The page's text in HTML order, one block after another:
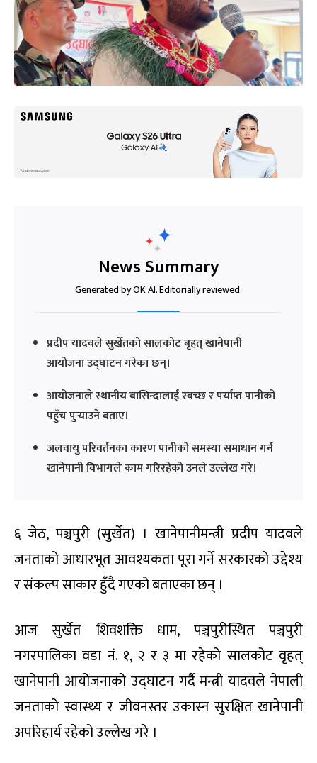
News Summary
Generated by OK AI. Editorially reviewed.
प्रदीप यादवले सुर्खेतको सालकोट बृहत् खानेपानी
आयोजना उद्घाटन गरेका छन्।
आयोजनाले स्थानीय बासिन्दालाई स्वच्छ र पर्याप्त पानीको
पहुँच पुर्‍याउने बताए।
जलवायु परिवर्तनका कारण पानीको समस्या समाधान गर्न
खानेपानी विभागले काम गरिरहेको उनले उल्लेख गरे।
६ जेठ, पञ्चपुरी (सुर्खेत) । खानेपानीमन्त्री प्रदीप यादवले
जनताको आधारभूत आवश्यकता पूरा गर्ने सरकारको उद्देश्य
र संकल्प साकार हुँदै गएको बताएका छन् ।
आज सुर्खेत शिवशक्ति धाम, पञ्चपुरीस्थित पञ्चपुरी
नगरपालिका वडा नं. १, २ र ३ मा रहेको सालकोट वृहत्
खानेपानी आयोजनाको उद्घाटन गर्दै मन्त्री यादवले नेपाली
जनताको स्वास्थ्य र जीवनस्तर उकास्न सुरक्षित खानेपानी
अपरिहार्य रहेको उल्लेख गरे ।